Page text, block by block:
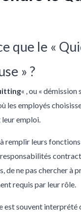
que le «
» ?
« , ou «
les employés
emploi.
remplir leurs
de ne pas chercher à
requis par leur rôle.
est souvent